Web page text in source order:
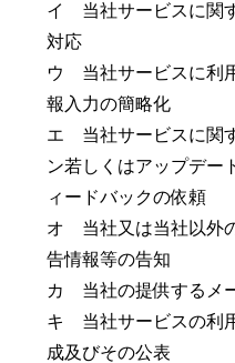
イ 当社サービスに関
対応
ウ 当社サービスに利
報入力の簡略化
エ 当社サービスに関
ン若しくはアップデー
ィードバックの依頼
オ 当社又は当社以外
告情報等の告知
カ 当社の提供するメ
キ 当社サービスの利
成及びその公表